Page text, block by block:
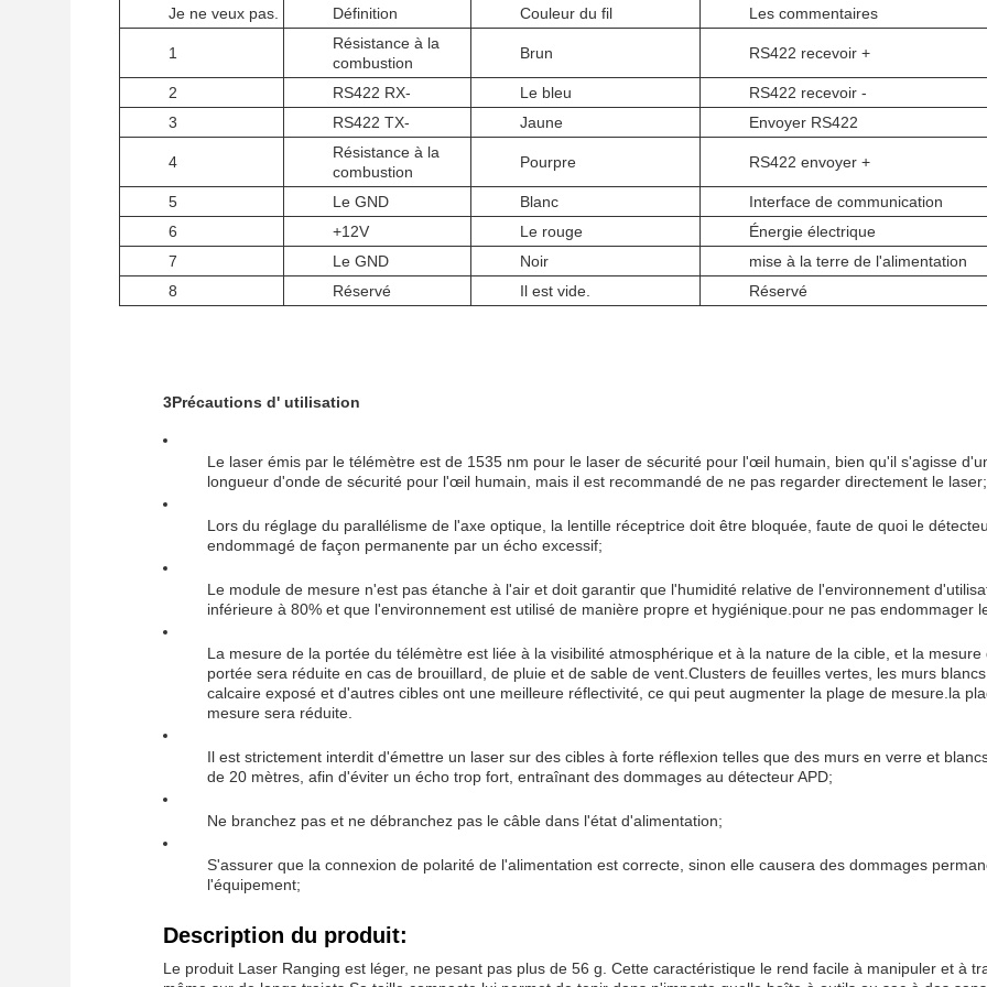
Je ne veux pas. Définition Couleur du fil Les commentaires
1
Résistance à la
combustion
Brun RS422 recevoir +
2 RS422 RX- Le bleu
RS422 recevoir -
3
RS422 TX- Jaune Envoyer RS422
4
Résistance à la
combustion
Pourpre RS422 envoyer +
5 Le GND Blanc
Interface de communication
6
+12V Le rouge
Énergie électrique
7
Le GND Noir
mise à la terre de l'alimentation
8
Réservé Il est vide. Réservé
3Précautions d' utilisation
Le laser émis par le télémètre est de 1535 nm pour le laser de sécurité pour l'œil humain, bien qu'il s'agisse
longueur d'onde de sécurité pour l'œil humain, mais il est recommandé de ne pas regarder directement le laser;
Lors du réglage du parallélisme de l'axe optique, la lentille réceptrice doit être bloquée, faute de quoi le
endommagé de façon permanente par un écho excessif;
Le module de mesure n'est pas étanche à l'air et doit garantir que l'humidité relative de l'environnement
inférieure à 80% et que l'environnement est utilisé de manière propre et hygiénique.pour ne pas endommager
La mesure de la portée du télémètre est liée à la visibilité atmosphérique et à la nature de la cible, et la mesure
portée sera réduite en cas de brouillard, de pluie et de sable de vent.Clusters de feuilles vertes, les murs
calcaire exposé et d'autres cibles ont une meilleure réflectivité, ce qui peut augmenter la plage de mesure.la
mesure sera réduite.
Il est strictement interdit d'émettre un laser sur des cibles à forte réflexion telles que des murs en verre et
de 20 mètres, afin d'éviter un écho trop fort, entraînant des dommages au détecteur APD;
Ne branchez pas et ne débranchez pas le câble dans l'état d'alimentation;
S'assurer que la connexion de polarité de l'alimentation est correcte, sinon elle causera des dommages
l'équipement;
Description du produit:
Le produit Laser Ranging est léger, ne pesant pas plus de 56 g. Cette caractéristique le rend facile à manipuler et à